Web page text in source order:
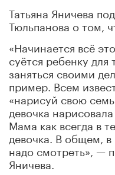
Татьяна Яничева
Тюльпанова о том,
«Начинается всё
суётся ребенку
заняться своими
пример. Всем
«нарисуй свою
девочка
Мама как всегда в
девочка. В общем,
надо смотреть», —
Яничева.